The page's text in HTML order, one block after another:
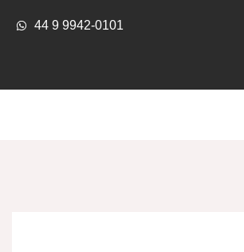
44 9 9942-0101